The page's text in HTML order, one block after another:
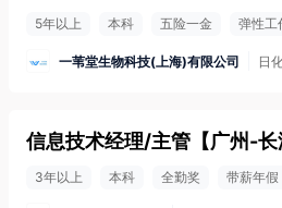
5年以上 本科 五险一金 弹性工
一苇堂生物科技(上海)有限公司 日
信息技术经理/主管 【广州-长
3年以上 本科 全勤奖 带薪年假